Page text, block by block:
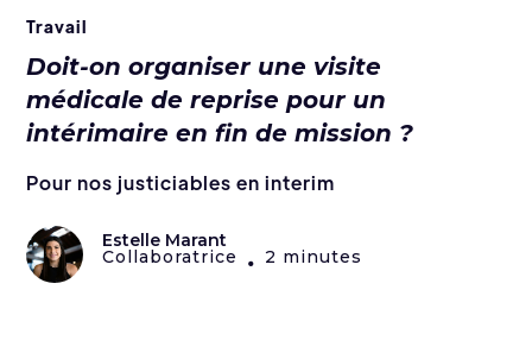
Travail
Doit-on organiser une visite
médicale de reprise pour un
intérimaire en fin de mission ?
Pour nos justiciables en interim
Estelle Marant
Collaboratrice • 2 minutes